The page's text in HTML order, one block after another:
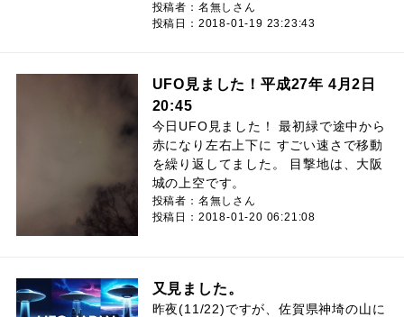
投稿者：名無しさん
投稿日：2018-01-19 23:23:43
UFO見ました！平成27年 4月2日
20:45
今日UFO見ました！ 最初緑で途中から
赤になり左右上下に すごい速さで移動
を繰り返してました。 目撃地は、大阪
城の上空です。
投稿者：名無しさん
投稿日：2018-01-20 06:21:08
又見ました。
昨夜(11/22)ですが、佐賀県神埼の山に